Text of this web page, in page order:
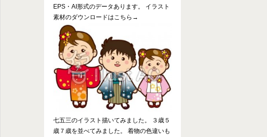
EPS・AI形式のデータあります。 イラスト
素材のダウンロードはこちら→
七五三のイラスト描いてみました。 ３歳５
歳７歳を並べてみました。 着物の色違いも